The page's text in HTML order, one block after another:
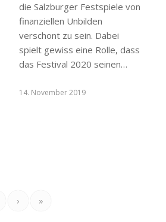
die Salzburger Festspiele von
finanziellen Unbilden
verschont zu sein. Dabei
spielt gewiss eine Rolle, dass
das Festival 2020 seinen…
14. November 2019
› »